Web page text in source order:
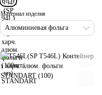
Материал изделия
Алюминиевая фольга